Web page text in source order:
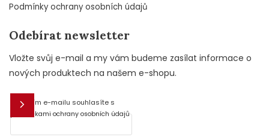
Podmínky ochrany osobních údajů
Odebírat newsletter
Vložte svůj e-mail a my vám budeme zasílat informace o
nových produktech na našem e-shopu.
E-mail
Vložením e-mailu souhlasíte s
podmínkami ochrany osobních údajů